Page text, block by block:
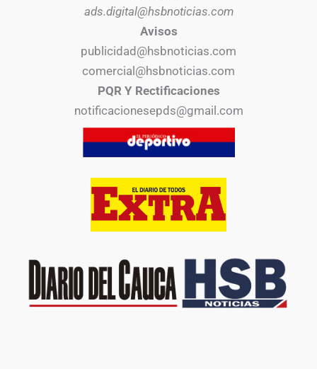
ads.digital@hsbnoticias.com
Avisos
publicidad@hsbnoticias.com
comercial@hsbnoticias.com
PQR Y Rectificaciones
notificacionesepds@gmail.com